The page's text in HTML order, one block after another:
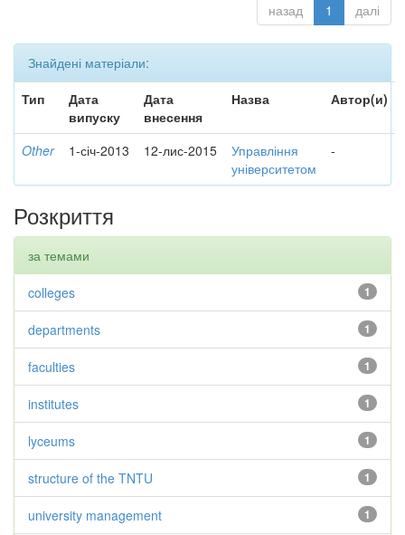
назад 1 далі
Знайдені матеріали:
Тип
Дата
випуску
Дата
внесення
Назва Автор(и)
Other 1-січ-2013 12-лис-2015
Управління
університетом
-
Розкриття
за темами
1
colleges
1
departments
1
faculties
1
institutes
1
lyceums
1
structure of the TNTU
1
university management